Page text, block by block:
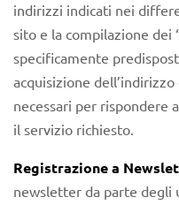
indirizzi indicati nei
sito e la compilazione dei
specificamente
acquisizione
necessari per rispondere
il servizio richiesto.
Registrazione a
newsletter da parte